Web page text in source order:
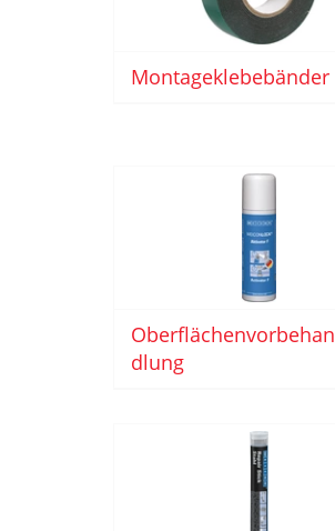
Montageklebebänder
Oberflächenvorbehan
dlung